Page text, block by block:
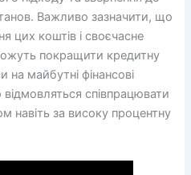
Важливо зазначити, що
цих коштів і своєчасне
покращити кредитну
на майбутні фінансові
співпрацювати
навіть за високу процентну